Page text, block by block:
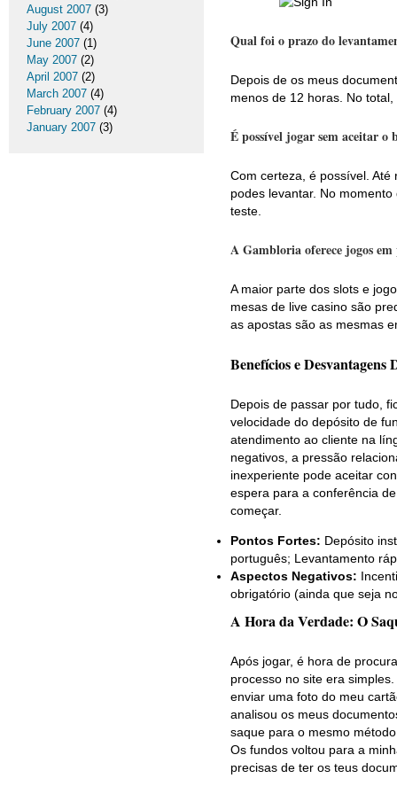
Qual foi o prazo do
Depois de os meus
menos de 12 horas. No
É possível jogar sem aceitar o
Com certeza, é possível.
podes levantar. No
teste.
A Gambloria oferece jogos em
A maior parte dos slots e
mesas de live casino são
as apostas são as mesmas
Benefícios e Desvantagens
Depois de passar por tudo,
velocidade do depósito de
atendimento ao cliente na
negativos, a pressão
inexperiente pode aceitar
espera para a conferência
começar.
Pontos Fortes: Depósito
português; Levantamento
Aspectos Negativos:
obrigatório (ainda que seja
A Hora da Verdade: O
Após jogar, é hora de
processo no site era
enviar uma foto do meu
analisou os meus
saque para o mesmo
Os fundos voltou para a
precisas de ter os teus
August 2007 (3)
July 2007 (4)
June 2007 (1)
May 2007 (2)
April 2007 (2)
March 2007 (4)
February 2007 (4)
January 2007 (3)